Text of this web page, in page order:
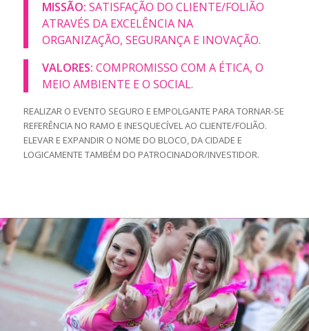
MISSÃO: SATISFAÇÃO DO CLIENTE/FOLIÃO
ATRAVÉS DA EXCELÊNCIA NA
ORGANIZAÇÃO, SEGURANÇA E INOVAÇÃO.
VALORES: COMPROMISSO COM A ÉTICA, O
MEIO AMBIENTE E O SOCIAL.
REALIZAR O EVENTO SEGURO E EMPOLGANTE PARA TORNAR-SE
REFERÊNCIA NO RAMO E INESQUECÍVEL AO CLIENTE/FOLIÃO.
ELEVAR E EXPANDIR O NOME DO BLOCO, DA CIDADE E
LOGICAMENTE TAMBÉM DO PATROCINADOR/INVESTIDOR.